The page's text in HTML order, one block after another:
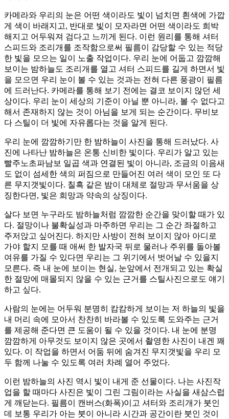
카메라와 우리의 눈은 어떤 색이라도 빛이 넘치면 흰색에 가깝
게 색이 바래지고, 반대로 빛이 모자라면 어떤 색이라도 희박
해지고 어두워져 검다고 느끼게 된다. 이런 원리를 통해 셔터
스피드와 조리개를 조작함으로써 필름이 감당할 수 있는 적당
한 빛을 모으는 일이 노출 작업이다. 우리 눈에 어둡고 깜깜해
보이는 밤하늘도 조리개를 열고 셔터 스피드를 길게 하면서 빛
을 모으면 우리 눈이 볼 수 있는 것과는 전혀 다른 풍광이 필름
에 드러난다. 카메라를 통해 보기 전에는 결코 보이지 않던 세
상이다. 우리 눈이 세상의 기준이 아닐 뿐 아니라, 볼 수 없다고
해서 존재하지 않는 것이 아님을 보게 되는 순간이다. 무비보
다 스틸이 더 빛에 자유롭다는 것을 알게 된다.
우리 눈에 깜깜하기만 한 밤하늘이 사진을 통해 드러났다. 사
진에 나타난 밤하늘은 온통 신비한 빛이다. 우리가 알고 있는
빨주노초파남보 일곱 색과 연결된 빛이 아니라, 조금의 이음새
도 없이 섬세한 색의 퍼짐으로 만들어진 여러 색이 모인 또 다
른 무지갯빛이다. 칠흑 같은 밤이 대체로 절망과 무서움을 상
징한다면, 빛은 희망과 약속의 상징이다.
살다 보면 누구라도 밤하늘처럼 깜깜한 순간을 맞이할 때가 있
다. 절망이나 불확실성과 마주하면 우리는 그 순간 좌절하고
주저앉고 싶어진다. 하지만 사방이 전혀 보이지 않아 아디로
가야 할지 모를 때 애써 한 발자국 뒤로 물러나 주위를 돌아볼
여유를 가질 수 있다면 우리는 그 위기에서 벗어날 수 있을지
모른다. 즉 내 눈에 보이는 현실, 눈앞에서 전개되고 있는 확실
한 절망에 매몰되지 않을 수 있는 근거를 스틸사진으로도 얘기
하고 싶다.
사람의 눈에는 어두워 분명히 캄캄하게 보이는 저 하늘의 빛을
내 머리 속에 모아서 찬찬히 바라볼 수 있도록 도와주는 근거
를 제공해 준다면 큰 도움이 될 수 있을 것이다. 내 눈에 분명
깜깜하게 아무것도 보이지 않은 곳에서 촬영한 사진이 내겐 꽤
있다. 이 작업을 하면서 어둠 뒤에 숨겨진 무지갯빛을 우리 모
두 함께 나눌 수 있도록 여러 차례 열어 주었다.
이런 밤하늘의 사진 역시 빛이 내게 준 선물이다. 나는 사진작
업을 할 때마다 사진은 빛이 그린 그림이라는 사실을 새삼스럽
게 깨닫는다. 필름이 캔버스(화폭)이고 셔터와 조리개가 붓인
데 보통 우리가 아는 붓이 아니라 시간과 공간이란 붓인 것이